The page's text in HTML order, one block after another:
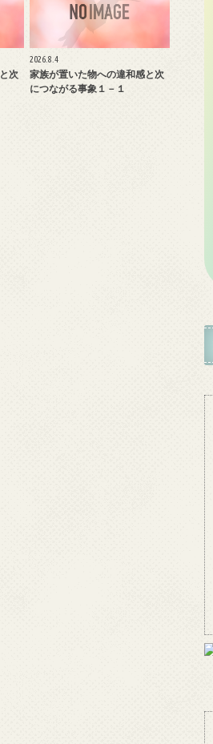
次
2026.8.4
家族が置いた物への違和感と次
につながる事象１－１